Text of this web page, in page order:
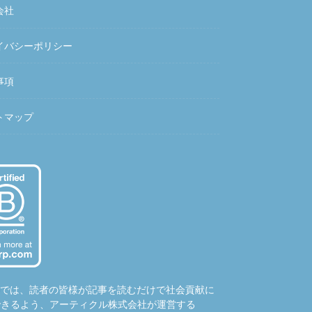
社
バシーポリシー
項
マップ
は、読者の皆様が記事を読むだけで社会貢献に
るよう、アーティクル株式会社が運営する